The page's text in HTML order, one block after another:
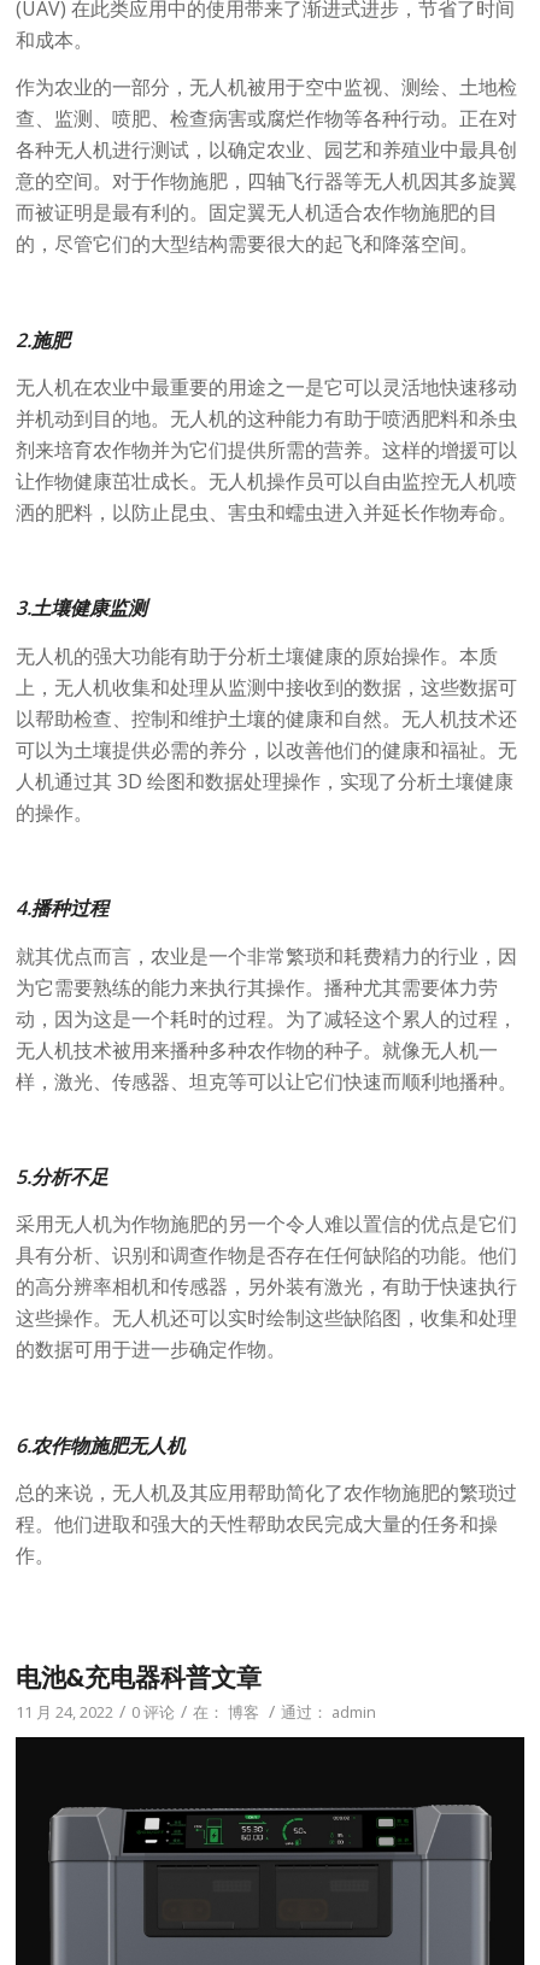
(UAV) 在此类应用中的使用带来了渐进式进步，节省了时间
和成本。
作为农业的一部分，无人机被用于空中监视、测绘、土地检
查、监测、喷肥、检查病害或腐烂作物等各种行动。正在对
各种无人机进行测试，以确定农业、园艺和养殖业中最具创
意的空间。对于作物施肥，四轴飞行器等无人机因其多旋翼
而被证明是最有利的。固定翼无人机适合农作物施肥的目
的，尽管它们的大型结构需要很大的起飞和降落空间。
2.施肥
无人机在农业中最重要的用途之一是它可以灵活地快速移动
并机动到目的地。无人机的这种能力有助于喷洒肥料和杀虫
剂来培育农作物并为它们提供所需的营养。这样的增援可以
让作物健康茁壮成长。无人机操作员可以自由监控无人机喷
洒的肥料，以防止昆虫、害虫和蠕虫进入并延长作物寿命。
3.土壤健康监测
无人机的强大功能有助于分析土壤健康的原始操作。本质
上，无人机收集和处理从监测中接收到的数据，这些数据可
以帮助检查、控制和维护土壤的健康和自然。无人机技术还
可以为土壤提供必需的养分，以改善他们的健康和福祉。无
人机通过其 3D 绘图和数据处理操作，实现了分析土壤健康
的操作。
4.播种过程
就其优点而言，农业是一个非常繁琐和耗费精力的行业，因
为它需要熟练的能力来执行其操作。播种尤其需要体力劳
动，因为这是一个耗时的过程。为了减轻这个累人的过程，
无人机技术被用来播种多种农作物的种子。就像无人机一
样，激光、传感器、坦克等可以让它们快速而顺利地播种。
5.分析不足
采用无人机为作物施肥的另一个令人难以置信的优点是它们
具有分析、识别和调查作物是否存在任何缺陷的功能。他们
的高分辨率相机和传感器，另外装有激光，有助于快速执行
这些操作。无人机还可以实时绘制这些缺陷图，收集和处理
的数据可用于进一步确定作物。
6.农作物施肥无人机
总的来说，无人机及其应用帮助简化了农作物施肥的繁琐过
程。他们进取和强大的天性帮助农民完成大量的任务和操
作。
电池&充电器科普文章
11 月 24, 2022 / 0 评论 / 在：博客 / 通过： admin